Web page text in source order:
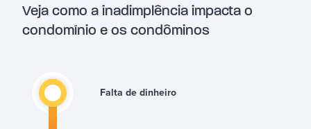
Veja como a inadimplência impacta o
condomínio e os condôminos
Falta de dinheiro